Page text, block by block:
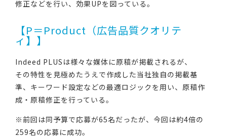
修正などを行い、効果UPを図っている。
【P＝Product（広告品質クオリテ
ィ】】
Indeed PLUSは様々な媒体に原稿が掲載されるが、
その特性を見極めたうえで作成した当社独自の掲載基
準、キーワード設定などの最適ロジックを用い、原稿作
成・原稿修正を行っている。
※前回は同予算で応募が65名だったが、今回は約4倍の
259名の応募に成功。